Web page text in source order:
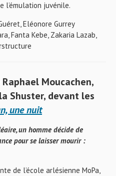
l’émulation juvénile.
Eléonore Gurrey
Fanta Kebe, Zakaria Lazab,
Raphael Moucachen,
Shuster, devant les
une nuit
un homme décide de
pour se laisser mourir :
de l’école arlésienne MoPa,